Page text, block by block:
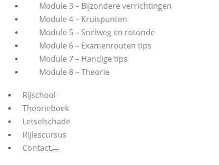
Module 3 – Bijzondere verrichtingen
Module 4 – Kruispunten
Module 5 – Snelweg en rotonde
Module 6 – Examenrouten tips
Module 7 – Handige tips
Module 8 – Theorie
Rijschool
Theorieboek
Letselschade
Rijlescursus
Contact